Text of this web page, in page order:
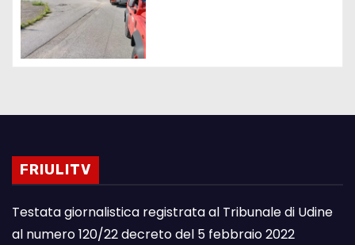
FRIULITV
Testata giornalistica registrata al Tribunale di Udine
al numero 120/22 decreto del 5 febbraio 2022